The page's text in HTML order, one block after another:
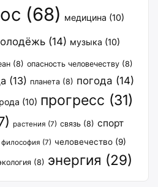
(68) медицина (10)
(14) музыка (10)
(8) опасность человечеству (8)
(13) планета (8) погода (14)
(10) прогресс (31)
растения (7) связь (8) спорт
философия (7) человечество (9)
(8) энергия (29)